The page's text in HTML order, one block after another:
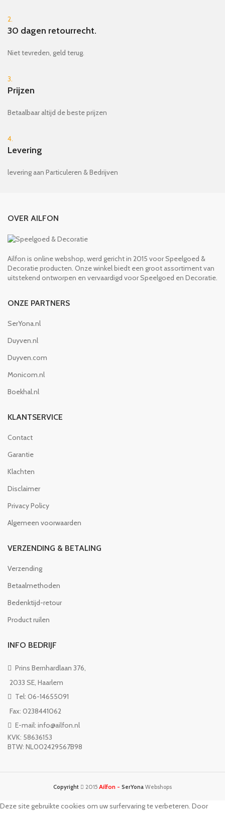
2.
30 dagen retourrecht.
Niet tevreden, geld terug.
3.
Prijzen
Betaalbaar altijd de beste prijzen
4.
Levering
levering aan Particuleren & Bedrijven
OVER AILFON
Ailfon is online webshop, werd gericht in 2015 voor Speelgoed &
Decoratie producten. Onze winkel biedt een groot assortiment van
uitstekend ontworpen en vervaardigd voor Speelgoed en Decoratie.
ONZE PARTNERS
SerYona.nl
Duyven.nl
Duyven.com
Monicom.nl
Boekhal.nl
KLANTSERVICE
Contact
Garantie
Klachten
Disclaimer
Privacy Policy
Algemeen voorwaarden
VERZENDING & BETALING
Verzending
Betaalmethoden
Bedenktijd-retour
Product ruilen
INFO BEDRIJF
Prins Bernhardlaan 376,
2033 SE, Haarlem
Tel: 06-14655091
Fax: 0238441062
E-mail: info@ailfon.nl
KVK: 58636153
BTW: NL002429567B98
Copyright 2015 Ailfon - SerYona Webshops
Deze site gebruikte cookies om uw surfervaring te verbeteren. Door